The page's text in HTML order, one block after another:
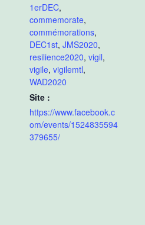
1erDEC,
commemorate,
commémorations,
DEC1st, JMS2020,
resilience2020, vigil,
vigile, vigilemtl,
WAD2020
Site :
https://www.facebook.c
om/events/1524835594
379655/